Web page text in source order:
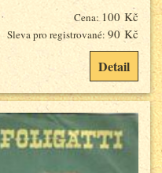
Cena:100 Kč
Sleva pro registrované: 90 Kč
Detail